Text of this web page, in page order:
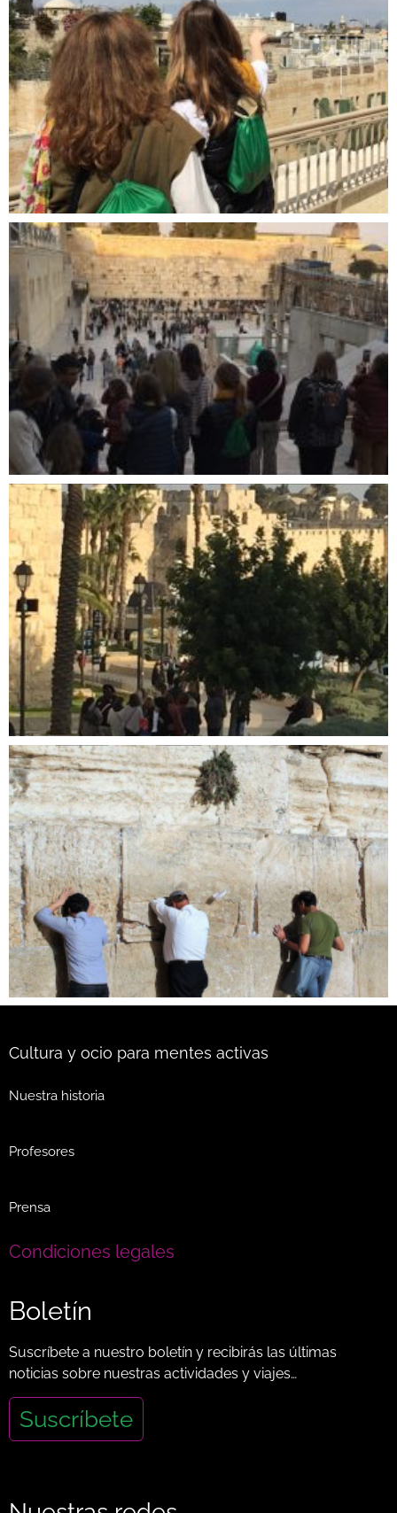
Cultura y ocio para mentes activas
Nuestra historia
Profesores
Prensa
Condiciones legales
Boletín
Suscríbete a nuestro boletín y recibirás las últimas
noticias sobre nuestras actividades y viajes…
Suscríbete